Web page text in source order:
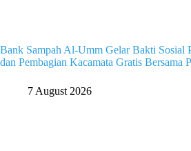
Bank Sampah Al-Umm Gelar Bakti Sosial
dan Pembagian Kacamata Gratis Bersama
7 August 2026